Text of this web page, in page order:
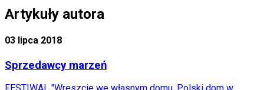
Artykuły autora
03 lipca 2018
Sprzedawcy marzeń